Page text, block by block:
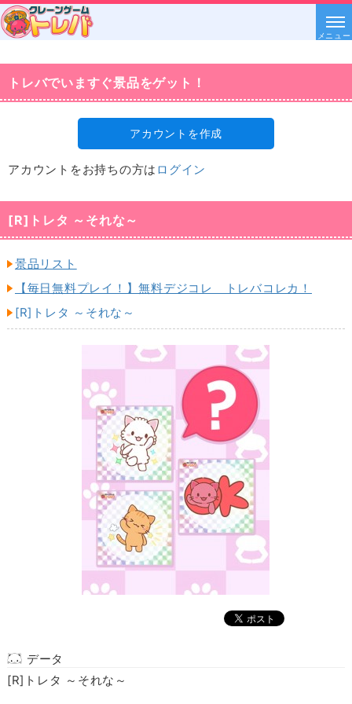
メニュー
トレバでいますぐ景品をゲット！
アカウントを作成
アカウントをお持ちの方は ログイン
[R]トレタ ～それな～
景品リスト
【毎日無料プレイ！】無料デジコレ トレバコレカ！
[R]トレタ ～それな～
データ
[R]トレタ ～それな～